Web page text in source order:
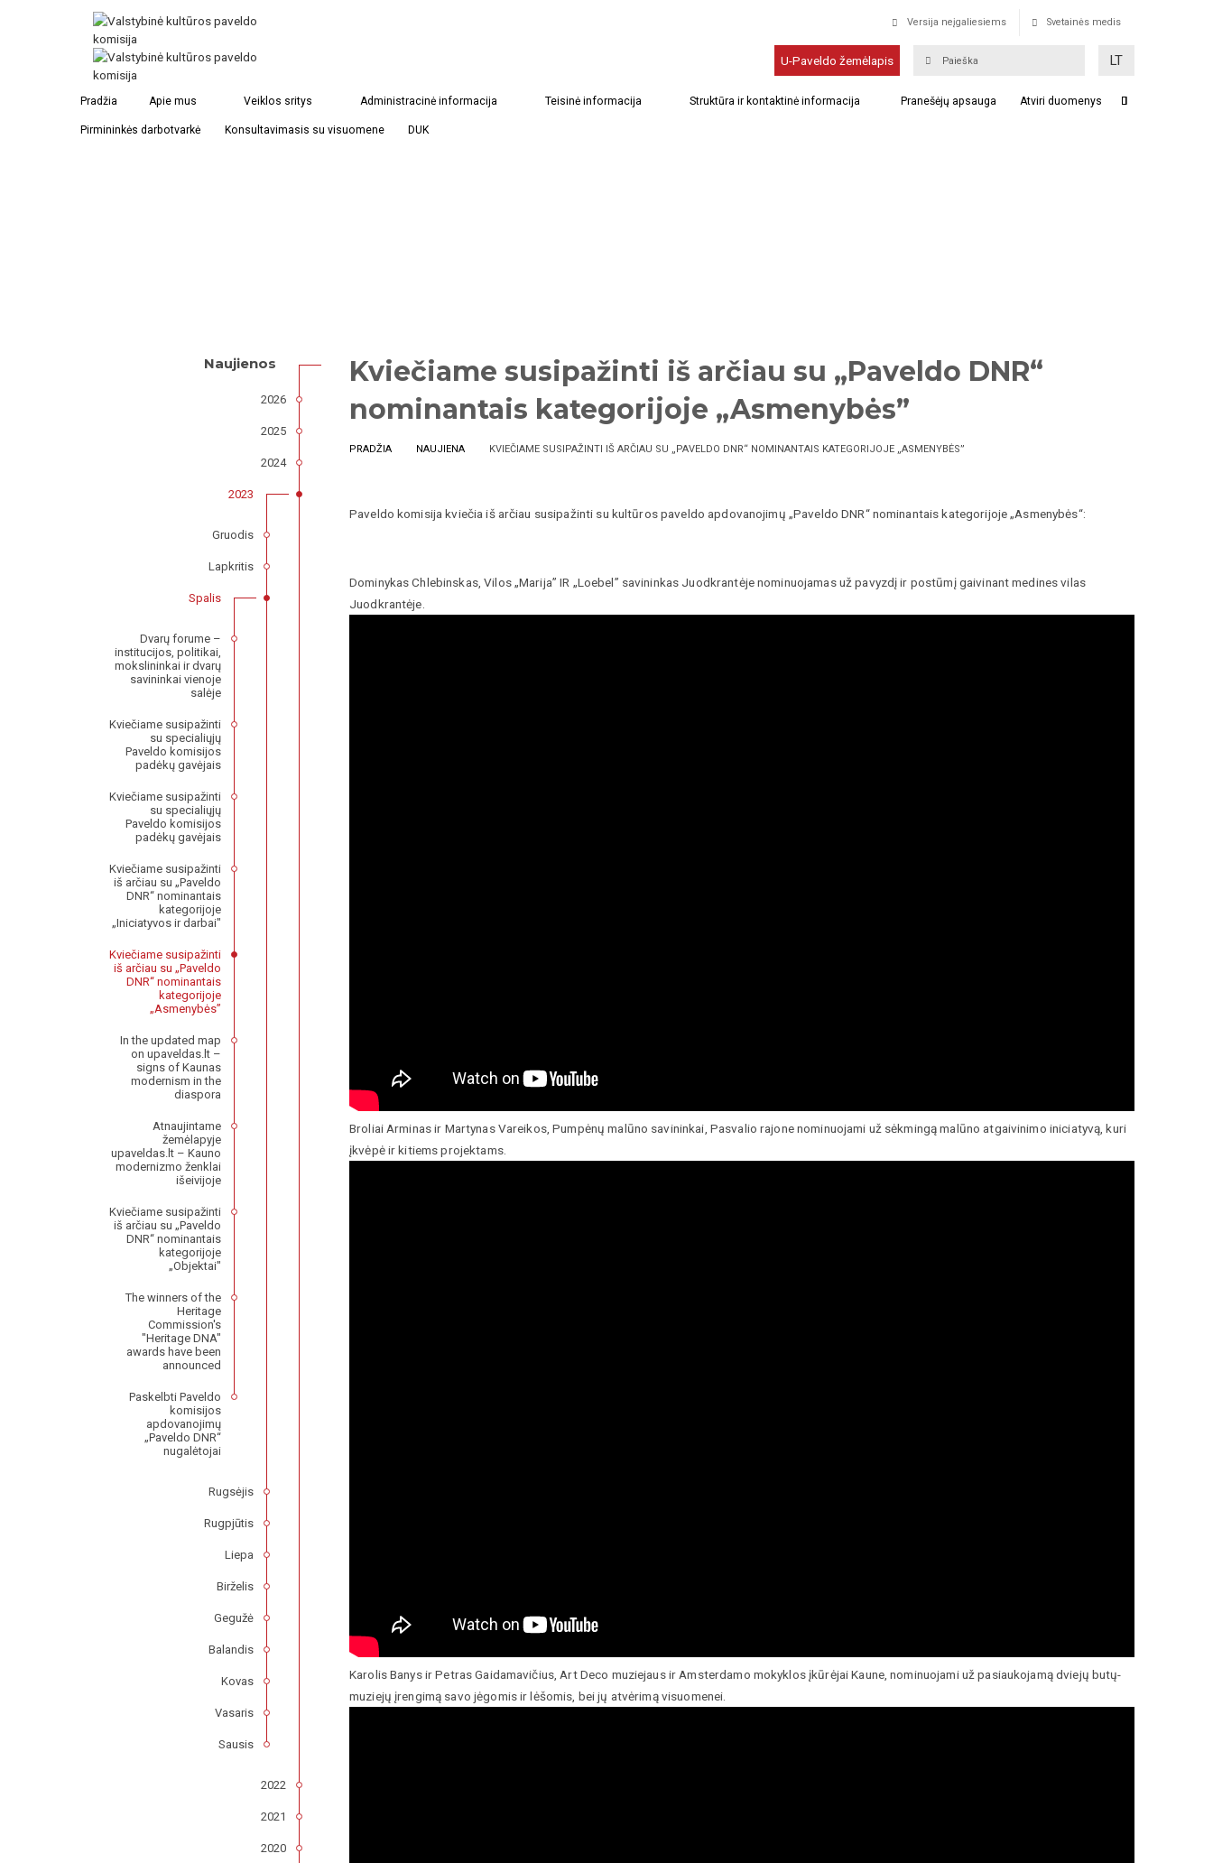
Versija neįgaliesiems Svetainės medis
U-Paveldo žemėlapis LT
Pradžia Apie mus Veiklos sritys Administracinė informacija Teisinė informacija Struktūra ir kontaktinė informacija Pranešėjų apsauga Atviri duomenys
Pirmininkės darbotvarkė Konsultavimasis su visuomene DUK
Kviečiame susipažinti iš arčiau su „Paveldo DNR“
nominantais kategorijoje „Asmenybės”
PRADŽIA NAUJIENA KVIEČIAME SUSIPAŽINTI IŠ ARČIAU SU „PAVELDO DNR“ NOMINANTAIS KATEGORIJOJE „ASMENYBĖS”
Paveldo komisija kviečia iš arčiau susipažinti su kultūros paveldo apdovanojimų „Paveldo DNR“ nominantais kategorijoje „Asmenybės“:
Dominykas Chlebinskas, Vilos „Marija” IR „Loebel” savininkas Juodkrantėje nominuojamas už pavyzdį ir postūmį gaivinant medines vilas
Juodkrantėje.
Broliai Arminas ir Martynas Vareikos, Pumpėnų malūno savininkai, Pasvalio rajone nominuojami už sėkmingą malūno atgaivinimo iniciatyvą, kuri
įkvėpė ir kitiems projektams.
Karolis Banys ir Petras Gaidamavičius, Art Deco muziejaus ir Amsterdamo mokyklos įkūrėjai Kaune, nominuojami už pasiaukojamą dviejų butų-
muziejų įrengimą savo jėgomis ir lėšomis, bei jų atvėrimą visuomenei.
Naujienos
2026
2025
2024
2023
Gruodis
Lapkritis
Spalis
Dvarų forume –
institucijos, politikai,
mokslininkai ir dvarų
savininkai vienoje
salėje
Kviečiame susipažinti
su specialiųjų
Paveldo komisijos
padėkų gavėjais
Kviečiame susipažinti
su specialiųjų
Paveldo komisijos
padėkų gavėjais
Kviečiame susipažinti
iš arčiau su „Paveldo
DNR“ nominantais
kategorijoje
„Iniciatyvos ir darbai"
Kviečiame susipažinti
iš arčiau su „Paveldo
DNR“ nominantais
kategorijoje
„Asmenybės”
In the updated map
on upaveldas.lt –
signs of Kaunas
modernism in the
diaspora
Atnaujintame
žemėlapyje
upaveldas.lt – Kauno
modernizmo ženklai
išeivijoje
Kviečiame susipažinti
iš arčiau su „Paveldo
DNR“ nominantais
kategorijoje
„Objektai"
The winners of the
Heritage
Commission's
"Heritage DNA"
awards have been
announced
Paskelbti Paveldo
komisijos
apdovanojimų
„Paveldo DNR“
nugalėtojai
Rugsėjis
Rugpjūtis
Liepa
Birželis
Gegužė
Balandis
Kovas
Vasaris
Sausis
2022
2021
2020